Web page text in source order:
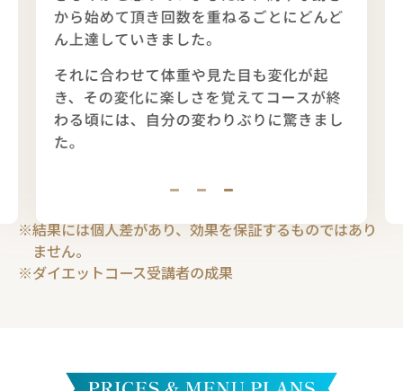
結果には個人差があり、効果を保証するものではあり
ません。
ダイエットコース受講者の成果